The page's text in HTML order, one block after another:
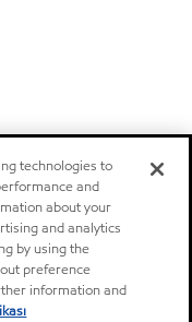
technologies to
and
about your
and analytics
by using the
preference
information and